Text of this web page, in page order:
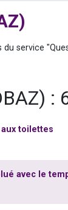
service
:
toilettes
avec le